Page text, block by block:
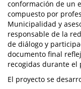
conformación de un
compuesto por
Municipalidad y
responsable de la
de diálogo y
documento final
recogidas durante el
El proyecto se